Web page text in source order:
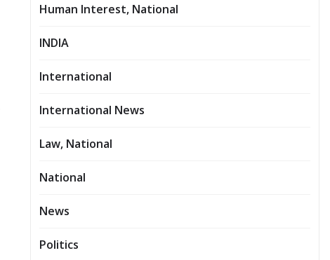
Human Interest, National
INDIA
International
International News
Law, National
National
News
Politics